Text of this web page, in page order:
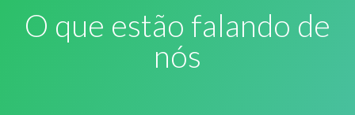
O que estão falando de
nós